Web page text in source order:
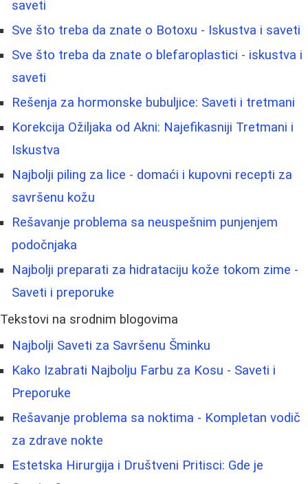
saveti
Sve što treba da znate o Botoxu - Iskustva i saveti
Sve što treba da znate o blefaroplastici - iskustva i
saveti
Rešenja za hormonske bubuljice: Saveti i tretmani
Korekcija Ožiljaka od Akni: Najefikasniji Tretmani i
Iskustva
Najbolji piling za lice - domaći i kupovni recepti za
savršenu kožu
Rešavanje problema sa neuspešnim punjenjem
podočnjaka
Najbolji preparati za hidrataciju kože tokom zime -
Saveti i preporuke
Tekstovi na srodnim blogovima
Najbolji Saveti za Savršenu Šminku
Kako Izabrati Najbolju Farbu za Kosu - Saveti i
Preporuke
Rešavanje problema sa noktima - Kompletan vodič
za zdrave nokte
Estetska Hirurgija i Društveni Pritisci: Gde je